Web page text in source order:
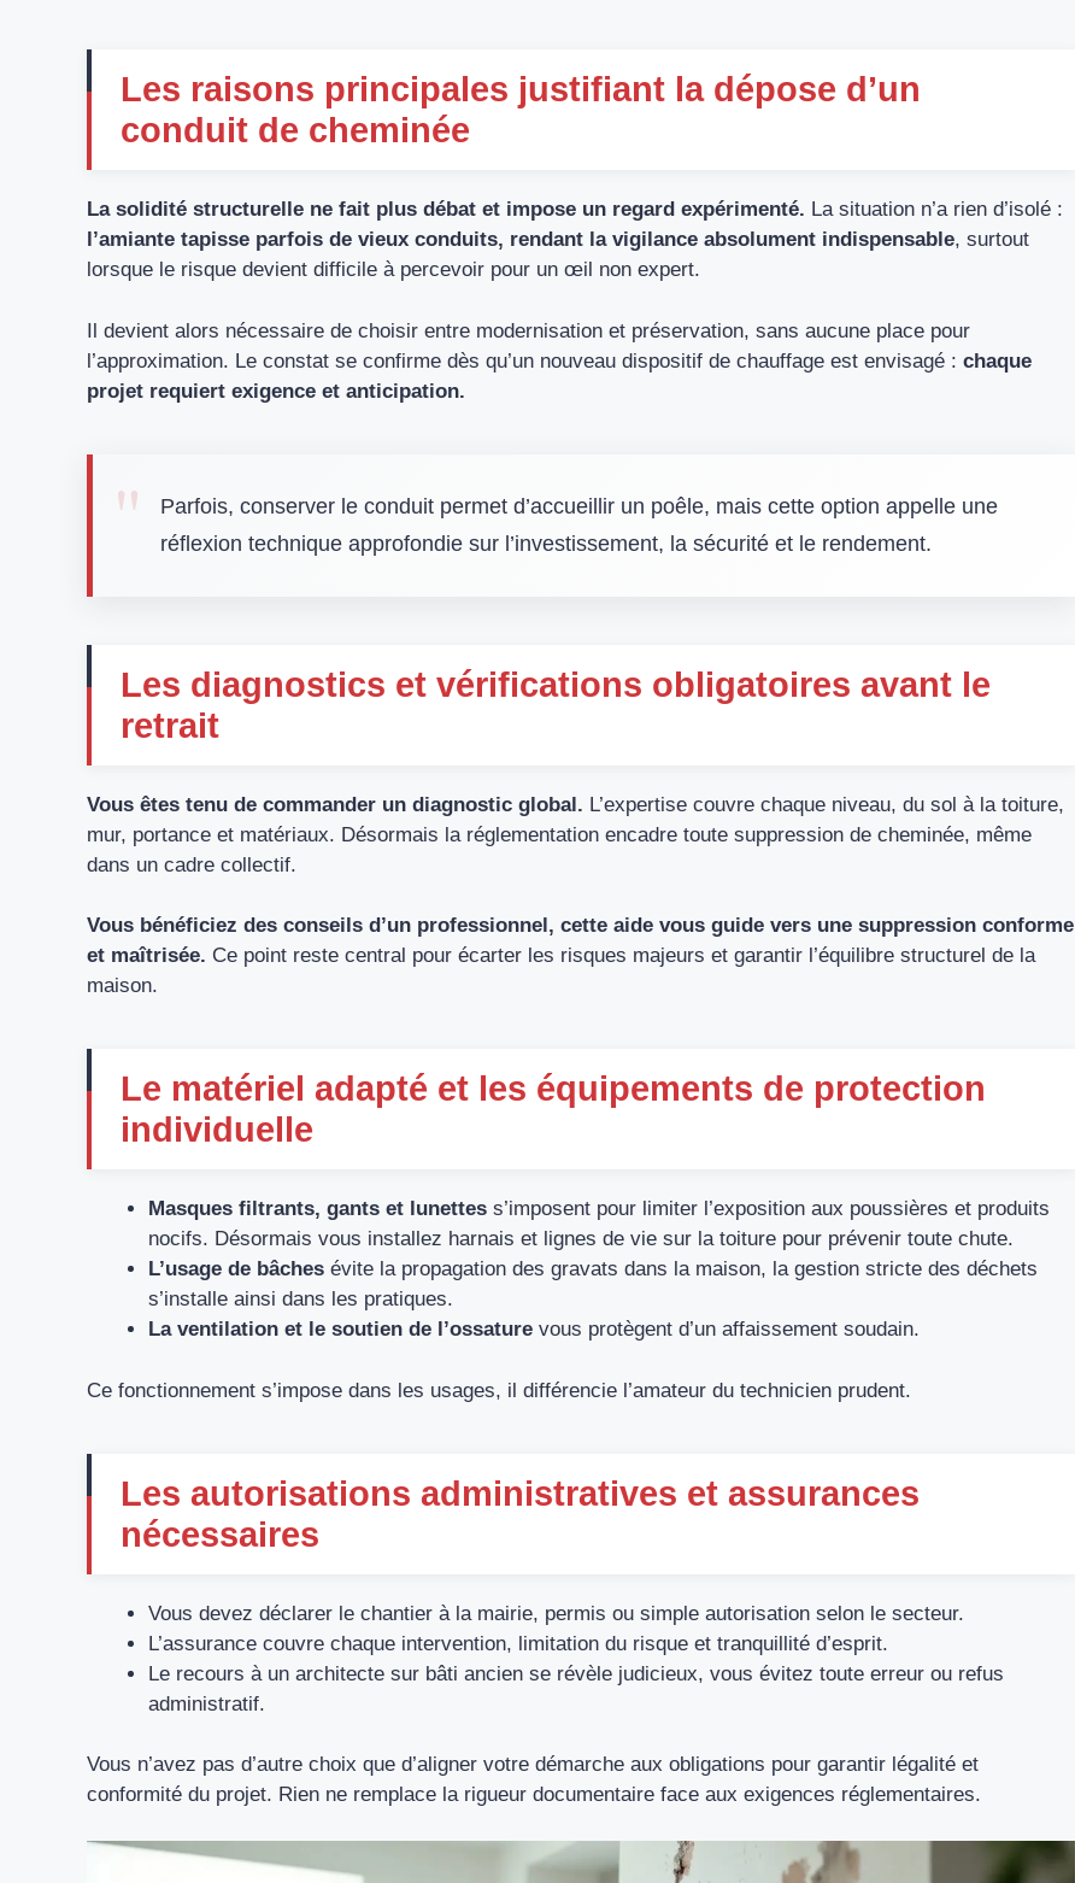
Les raisons principales justifiant la dépose d’un
conduit de cheminée
La solidité structurelle ne fait plus débat et impose un regard expérimenté. La situation n’a rien d’isolé :
l’amiante tapisse parfois de vieux conduits, rendant la vigilance absolument indispensable, surtout
lorsque le risque devient difficile à percevoir pour un œil non expert.
Il devient alors nécessaire de choisir entre modernisation et préservation, sans aucune place pour
l’approximation. Le constat se confirme dès qu’un nouveau dispositif de chauffage est envisagé : chaque
projet requiert exigence et anticipation.
Parfois, conserver le conduit permet d’accueillir un poêle, mais cette option appelle une
réflexion technique approfondie sur l’investissement, la sécurité et le rendement.
Les diagnostics et vérifications obligatoires avant le
retrait
Vous êtes tenu de commander un diagnostic global. L’expertise couvre chaque niveau, du sol à la toiture,
mur, portance et matériaux. Désormais la réglementation encadre toute suppression de cheminée, même
dans un cadre collectif.
Vous bénéficiez des conseils d’un professionnel, cette aide vous guide vers une suppression conforme
et maîtrisée. Ce point reste central pour écarter les risques majeurs et garantir l’équilibre structurel de la
maison.
Le matériel adapté et les équipements de protection
individuelle
Masques filtrants, gants et lunettes s’imposent pour limiter l’exposition aux poussières et produits
nocifs. Désormais vous installez harnais et lignes de vie sur la toiture pour prévenir toute chute.
L’usage de bâches évite la propagation des gravats dans la maison, la gestion stricte des déchets
s’installe ainsi dans les pratiques.
La ventilation et le soutien de l’ossature vous protègent d’un affaissement soudain.
Ce fonctionnement s’impose dans les usages, il différencie l’amateur du technicien prudent.
Les autorisations administratives et assurances
nécessaires
Vous devez déclarer le chantier à la mairie, permis ou simple autorisation selon le secteur.
L’assurance couvre chaque intervention, limitation du risque et tranquillité d’esprit.
Le recours à un architecte sur bâti ancien se révèle judicieux, vous évitez toute erreur ou refus
administratif.
Vous n’avez pas d’autre choix que d’aligner votre démarche aux obligations pour garantir légalité et
conformité du projet. Rien ne remplace la rigueur documentaire face aux exigences réglementaires.